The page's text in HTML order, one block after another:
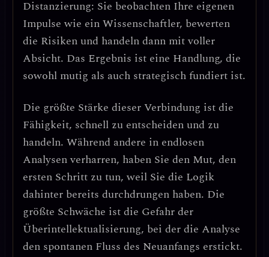
Distanzierung: Sie beobachten Ihre eigenen
Impulse wie ein Wissenschaftler, bewerten
die Risiken und handeln dann mit voller
Absicht. Das Ergebnis ist eine Handlung, die
sowohl mutig als auch strategisch fundiert ist.
Die größte Stärke dieser Verbindung ist die
Fähigkeit, schnell zu entscheiden und zu
handeln. Während andere in endlosen
Analysen verharren, haben Sie den Mut, den
ersten Schritt zu tun, weil Sie die Logik
dahinter bereits durchdrungen haben. Die
größte Schwäche ist die Gefahr der
Überintellektualisierung, bei der die Analyse
den spontanen Fluss des Neuanfangs erstickt.